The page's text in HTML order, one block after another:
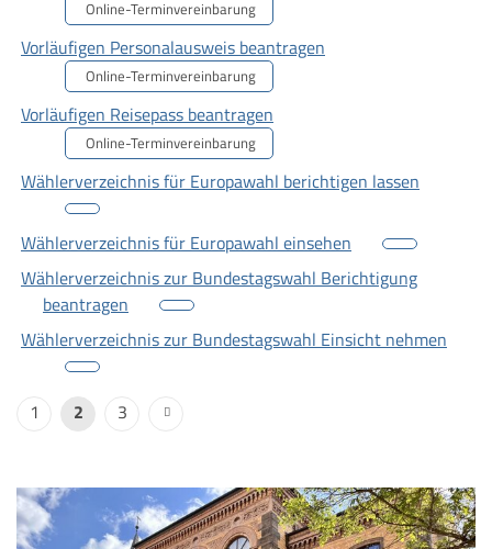
Online-Terminvereinbarung
Vorläufigen Personalausweis beantragen
Online-Terminvereinbarung
Vorläufigen Reisepass beantragen
Online-Terminvereinbarung
Wählerverzeichnis für Europawahl berichtigen lassen
Wählerverzeichnis für Europawahl einsehen
Wählerverzeichnis zur Bundestagswahl Berichtigung
beantragen
Wählerverzeichnis zur Bundestagswahl Einsicht nehmen
1 2 3